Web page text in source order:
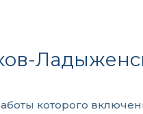
которого